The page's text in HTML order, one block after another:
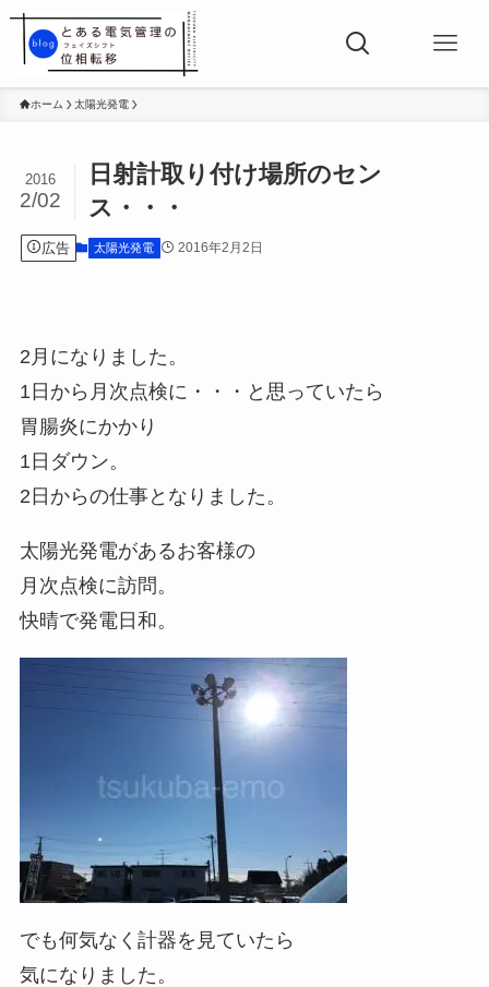
ホーム 太陽光発電
日射計取り付け場所のセン
ス・・・
2016
2/02
広告 太陽光発電 2016年2月2日
2月になりました。
1日から月次点検に・・・と思っていたら
胃腸炎にかかり
1日ダウン。
2日からの仕事となりました。
太陽光発電があるお客様の
月次点検に訪問。
快晴で発電日和。
でも何気なく計器を見ていたら
気になりました。